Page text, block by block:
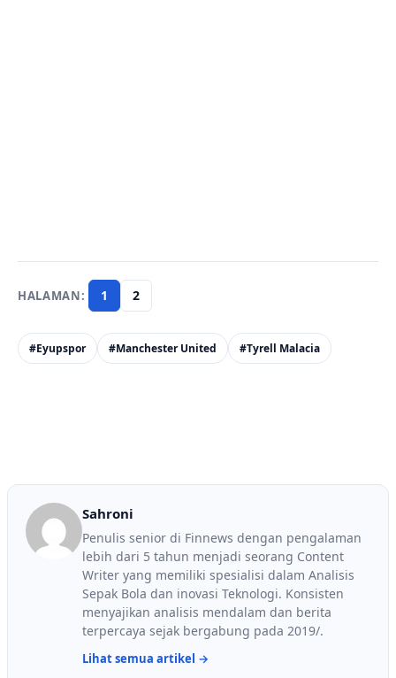
1 2
#Eyupspor #Manchester United #Tyrell Malacia
Sahroni
Penulis senior di Finnews dengan pengalaman
lebih dari 5 tahun menjadi seorang Content
Writer yang memiliki spesialisi dalam Analisis
Sepak Bola dan inovasi Teknologi. Konsisten
menyajikan analisis mendalam dan berita
terpercaya sejak bergabung pada 2019/.
Lihat semua artikel →